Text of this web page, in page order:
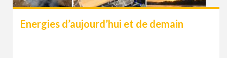
Energies d’aujourd’hui et de demain